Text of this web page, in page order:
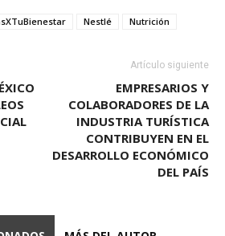
Nestlé Nutrición
Artículo siguiente
EMPRESARIOS Y
COLABORADORES DE LA
INDUSTRIA TURÍSTICA
CONTRIBUYEN EN EL
DESARROLLO ECONÓMICO
DEL PAÍS